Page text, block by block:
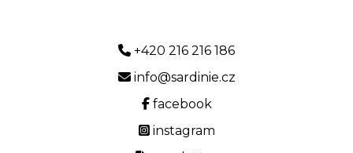
+420 216 216 186
info@sardinie.cz
facebook
instagram